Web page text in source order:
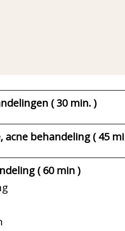
( 30 min. )
acne behandeling ( 45
( 60 min )